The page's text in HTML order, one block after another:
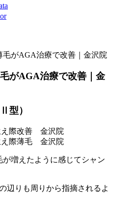
毛がAGA治療で改善｜金沢院
がAGA治療で改善｜金
型）
増えたように感じてシャン
辺りも周りから指摘されるよ